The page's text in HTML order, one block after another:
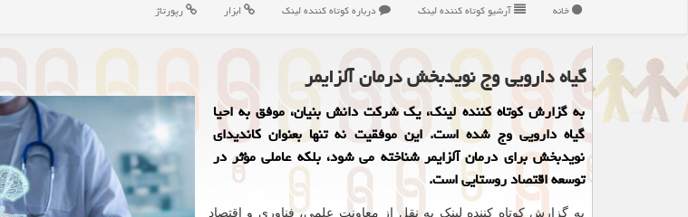
خانه آرشیو كوتاه كننده لینك درباره كوتاه كننده لینك ابزار رپورتاژ
گیاه دارویی وج نویدبخش درمان آلزایمر
به گزارش کوتاه کننده لینک، یک شرکت دانش بنیان، موفق به احیا
گیاه دارویی وج شده است. این موفقیت نه تنها بعنوان کاندیدای
نویدبخش برای درمان آلزایمر شناخته می شود، بلکه عاملی مؤثر در
توسعه اقتصاد روستایی است.
به گزارش کوتاه کننده لینک به نقل از معاونت علمی، فناوری و اقتصاد